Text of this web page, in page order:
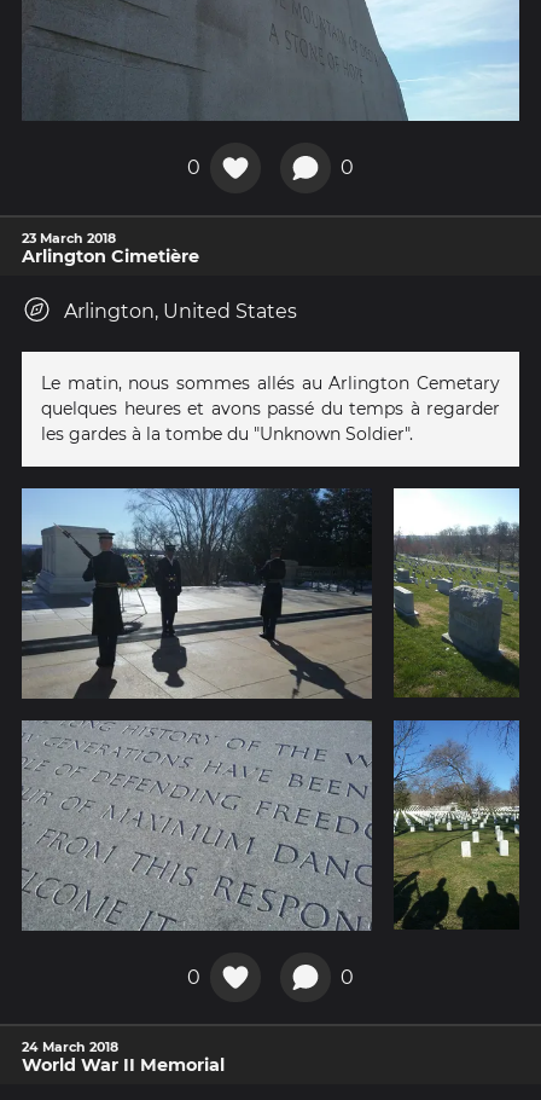
0 0
23 March 2018
Arlington Cimetière
Arlington, United States
Le matin, nous sommes allés au Arlington Cemetary
quelques heures et avons passé du temps à regarder
les gardes à la tombe du "Unknown Soldier".
0 0
24 March 2018
World War II Memorial